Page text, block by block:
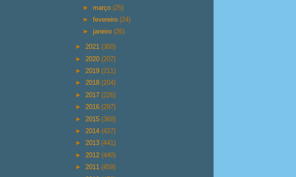
► março(25)
►fevereiro(24)
►janeiro(26)
► 2021 (300)
► 2020 (207)
► 2019 (211)
► 2018 (204)
► 2017 (226)
► 2016 (297)
► 2015 (368)
► 2014 (427)
► 2013 (441)
► 2012 (440)
► 2011 (459)